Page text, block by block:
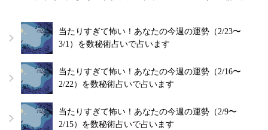
当たりすぎて怖い！あなたの今週の運勢（2/23〜
3/1）を数秘術占いで占います
当たりすぎて怖い！あなたの今週の運勢（2/16〜
2/22）を数秘術占いで占います
当たりすぎて怖い！あなたの今週の運勢（2/9〜
2/15）を数秘術占いで占います